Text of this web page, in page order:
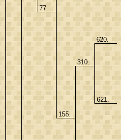
77.
155.
310.
620.
621.